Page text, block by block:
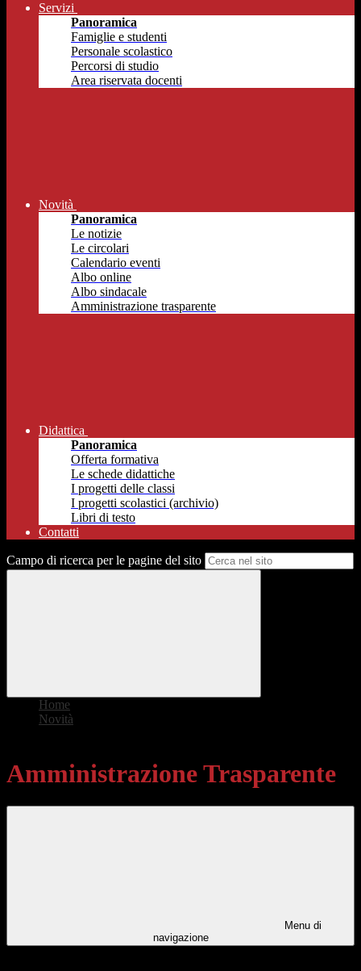
Servizi
Panoramica
Famiglie e studenti
Personale scolastico
Percorsi di studio
Area riservata docenti
Novità
Panoramica
Le notizie
Le circolari
Calendario eventi
Albo online
Albo sindacale
Amministrazione trasparente
Didattica
Panoramica
Offerta formativa
Le schede didattiche
I progetti delle classi
I progetti scolastici (archivio)
Libri di testo
Contatti
Campo di ricerca per le pagine del sito
Home
Novità
Amministrazione Trasparente
Menu di
navigazione